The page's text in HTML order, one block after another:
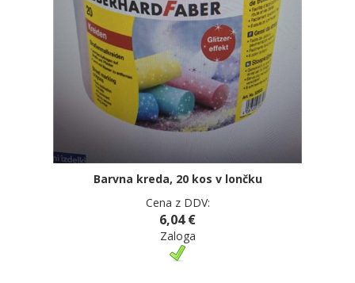
Barvna kreda, 20 kos v lončku
Cena z DDV:
6,04 €
Zaloga